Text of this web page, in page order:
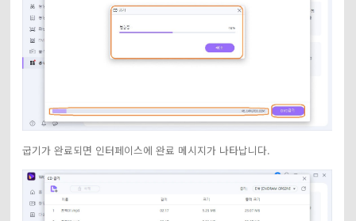
굽기가 완료되면 인터페이스에 완료 메시지가 나타납니다.